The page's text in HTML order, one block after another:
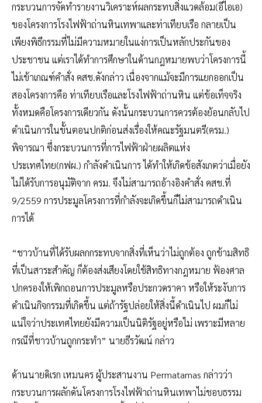
กระบวนการจัดทำรายงานวิเคราะห์ผลกระทบสิ่งแวดล้อม(อีไอเอ)
ของโครงการโรงไฟฟ้าถ่านหินเทพาและท่าเทียบเรือ กลายเป็น
เพียงพิธีกรรมที่ไม่มีความหมายในแง่การเป็นหลักประกันของ
ประชาชน แต่เราได้ทำการศึกษาในด้านกฎหมายพบว่าโครงการนี้
ไม่เข้าเกณฑ์คำสั่ง คสช.ดังกล่าว เนื่องจากแม้จะมีการแยกออกเป็น
สองโครงการคือ ท่าเทียบเรือและโรงไฟฟ้าถ่านหิน แต่ข้อเท็จจริง
ทั้งหมดคือโครงการเดียวกัน ดังนั้นกระบวนการควรต้องย้อนกลับไป
ดำเนินการในขั้นตอนปกติก่อนส่งเรื่องให้คณะรัฐมนตรี(ครม.)
พิจารณา ซึ่งกระบวนการที่การไฟฟ้าฝ่ายผลิตแห่ง
ประเทศไทย(กฟผ.) กำลังดำเนินการ ได้ทำให้เกิดข้อสังเกตว่าเมื่อยัง
ไม่ได้รับการอนุมัติจาก ครม. จึงไม่สามารถอ้างอิงคำสั่ง คสช.ที่
9/2559 การประมูลโครงการที่กำลังจะเกิดขึ้นก็ไม่สามารถดำเนิน
การได้
“ชาวบ้านที่ได้รับผลกกระทบจากสิ่งที่เห็นว่าไม่ถูกต้อง ถูกข้ามสิทธิ
ที่เป็นสาระสำคัญ ก็ต้องส่งเสียงโดยใช้สิทธิทางกฎหมาย ฟ้องศาล
ปกครองให้เพิกถอนการประมูลหรือประกวดราคา หรือให้ระงับการ
ดำเนินกิจกรรมที่เกิดขึ้น แต่ถ้ารัฐปล่อยให้สิ่งนี้ดำเนินไป ผมก็ไม่
แน่ใจว่าประเทศไทยยังมีความเป็นนิติรัฐอยู่หรือไม่ เพราะมีหลาย
กรณีที่ชาวบ้านถูกกระทำ” นายธีรวัฒน์ กล่าว
ด้านนายดิเรก เหมนคร ผู้ประสานงาน Permatamas กล่าวว่า
กระบวนการผลักดันโครงการโรงไฟฟ้าถ่านหินเทพาไม่ชอบธรรม